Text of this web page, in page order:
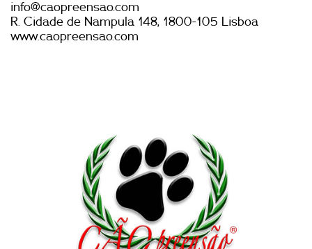
info@caopreensao.com
R. Cidade de Nampula 148, 1800-105 Lisboa
www.caopreensao.com